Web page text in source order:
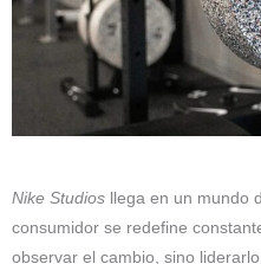
Nike Studios llega en un mundo
consumidor se redefine
observar el cambio, sino